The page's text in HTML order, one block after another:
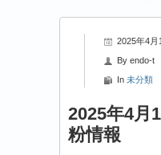
2025年4月
By endo-t
In 未分類
2025年4月
粉情報